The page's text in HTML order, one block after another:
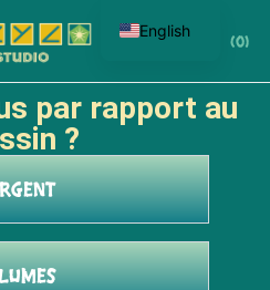
0
par rapport au
?
English